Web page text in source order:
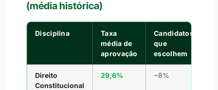
(média histórica)
Disciplina
Taxa
média de
aprovação
Candidatos
que
escolhem
Direito
Constitucional
29,6% ~8%